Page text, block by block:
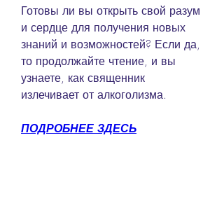
Готовы ли вы открыть свой разум
и сердце для получения новых
знаний и возможностей? Если да,
то продолжайте чтение, и вы
узнаете, как священник
излечивает от алкоголизма.
ПОДРОБНЕЕ ЗДЕСЬ